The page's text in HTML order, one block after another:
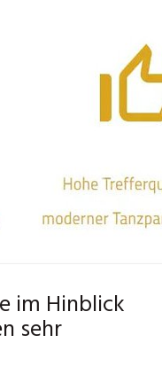
im Hinblick
sehr